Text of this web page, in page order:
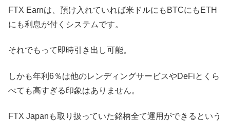
FTX Earnは、預け入れていれば米ドルにもBTCにもETH
にも利息が付くシステムです。
それでもって即時引き出し可能。
しかも年利6％は他のレンディングサービスやDeFiとくら
べても高すぎる印象はありません。
FTX Japanも取り扱っていた銘柄全て運用ができるという